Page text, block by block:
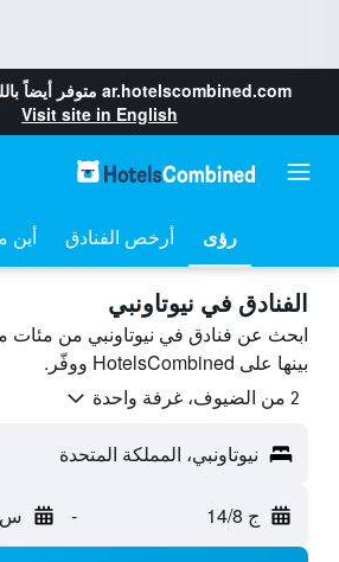
ar.hotelscombined.com متوفر أيضاً
Visit site in English
رؤى أرخص الفنادق أين
الفنادق في نيوتاونبي
ابحث عن فنادق في نيوتاونبي من مئات
بينها على HotelsCombined ووفّر.
2 من الضيوف، غرفة واحدة
نيوتاونبي، المملكة المتحدة
ج 14/8 - س 15/8